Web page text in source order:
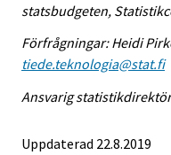
statsbudgeten,
Förfrågningar: Heidi
tiede.teknologia@stat.fi
Ansvarig
Uppdaterad 22.8.2019